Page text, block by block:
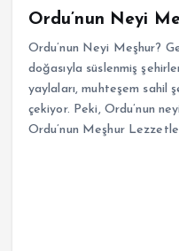
Ordu’nun Neyi
Ordu’nun Neyi Meşhur?
doğasıyla süslenmiş
yaylaları, muhteşem sahil
çekiyor. Peki, Ordu’nun
Ordu’nun Meşhur